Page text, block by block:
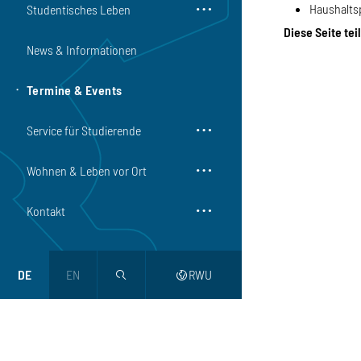
Studentisches Leben
News & Informationen
Termine & Events
Service für Studierende
Wohnen & Leben vor Ort
Kontakt
DE EN magnifier webRWU
Diese Seite